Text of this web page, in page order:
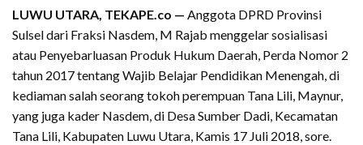
LUWU UTARA, TEKAPE.co — Anggota DPRD Provinsi
Sulsel dari Fraksi Nasdem, M Rajab menggelar sosialisasi
atau Penyebarluasan Produk Hukum Daerah, Perda Nomor 2
tahun 2017 tentang Wajib Belajar Pendidikan Menengah, di
kediaman salah seorang tokoh perempuan Tana Lili, Maynur,
yang juga kader Nasdem, di Desa Sumber Dadi, Kecamatan
Tana Lili, Kabupaten Luwu Utara, Kamis 17 Juli 2018, sore.